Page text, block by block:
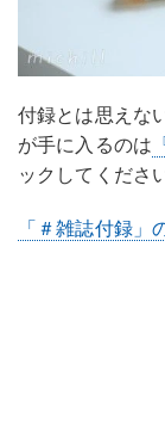
付録とは思えな
が手に入るのは
ックしてくださ
「＃雑誌付録」